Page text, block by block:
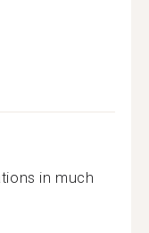
in much